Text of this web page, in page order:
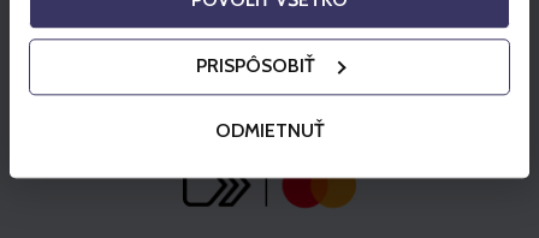
PRISPÔSOBIŤ
ODMIETNUŤ